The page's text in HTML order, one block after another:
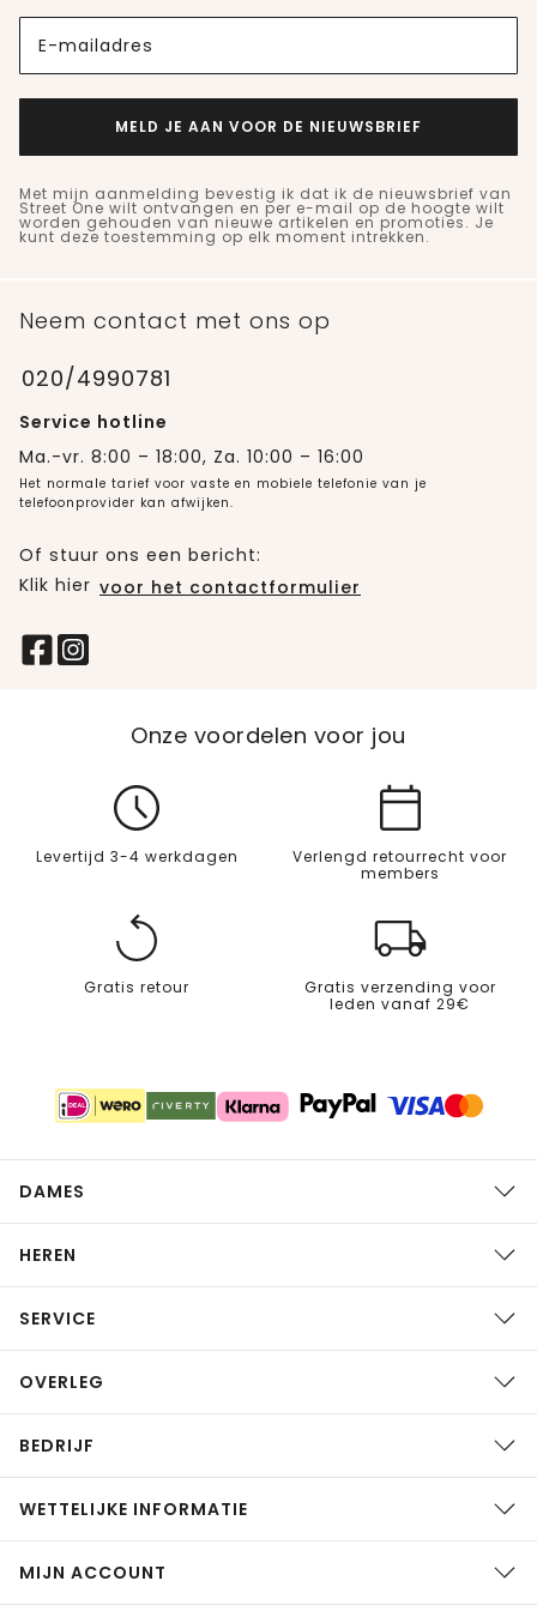
E-mailadres
MELD JE AAN VOOR DE NIEUWSBRIEF
Met mijn aanmelding bevestig ik dat ik de nieuwsbrief van
Street One wilt ontvangen en per e-mail op de hoogte wilt
worden gehouden van nieuwe artikelen en promoties. Je
kunt deze toestemming op elk moment intrekken.
Neem contact met ons op
020/4990781
Service hotline
Ma.-vr. 8:00 – 18:00, Za. 10:00 – 16:00
Het normale tarief voor vaste en mobiele telefonie van je
telefoonprovider kan afwijken.
Of stuur ons een bericht:
Klik hier voor het contactformulier
Onze voordelen voor jou
Levertijd 3-4 werkdagen
Verlengd retourrecht voor
members
Gratis retour
Gratis verzending voor
leden vanaf 29€
DAMES
HEREN
SERVICE
OVERLEG
BEDRIJF
WETTELIJKE INFORMATIE
MIJN ACCOUNT